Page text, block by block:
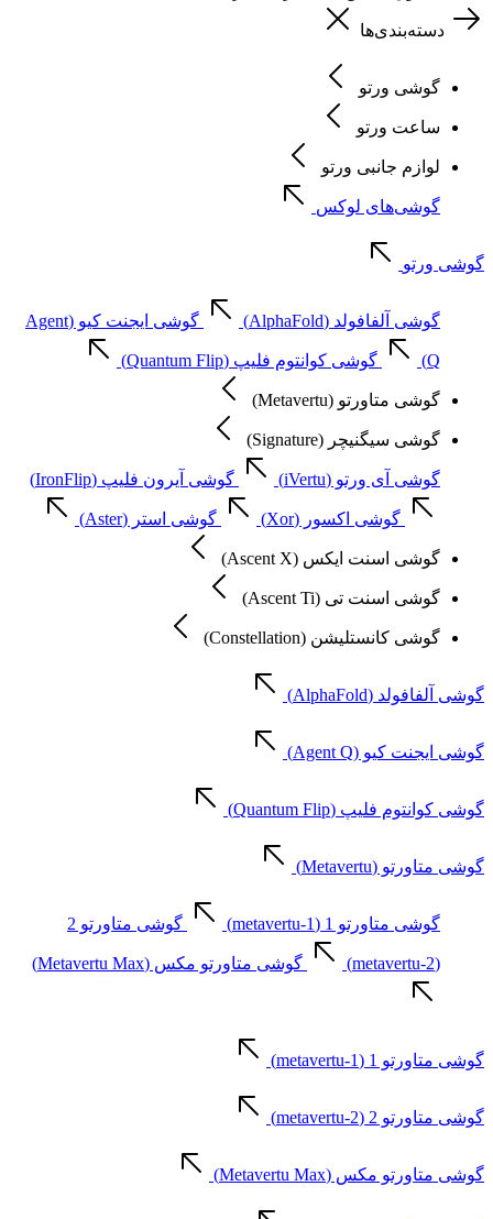
دسته‌بندی‌ها
گوشی ورتو
ساعت ورتو
لوازم جانبی ورتو
گوشی‌های لوکس
گوشی ورتو
گوشی آلفافولد (AlphaFold) گوشی ایجنت کیو (Agent
Q) گوشی کوانتوم فلیپ (Quantum Flip)
گوشی متاورتو (Metavertu)
گوشی سیگنیچر (Signature)
گوشی آی ورتو (iVertu) گوشی آیرون فلیپ (IronFlip)
گوشی اکسور (Xor) گوشی استر (Aster)
گوشی اسنت ایکس (Ascent X)
گوشی اسنت تی (Ascent Ti)
گوشی کانستلیشن (Constellation)
گوشی آلفافولد (AlphaFold)
گوشی ایجنت کیو (Agent Q)
گوشی کوانتوم فلیپ (Quantum Flip)
گوشی متاورتو (Metavertu)
گوشی متاورتو 1 (metavertu-1) گوشی متاورتو 2
(metavertu-2) گوشی متاورتو مکس (Metavertu Max)
گوشی متاورتو 1 (metavertu-1)
گوشی متاورتو 2 (metavertu-2)
گوشی متاورتو مکس (Metavertu Max)